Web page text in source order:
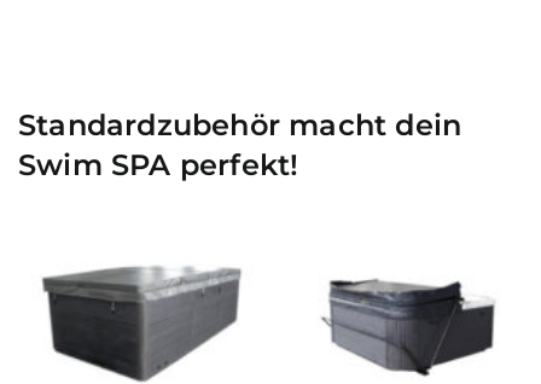
Standardzubehör macht dein
Swim SPA perfekt!